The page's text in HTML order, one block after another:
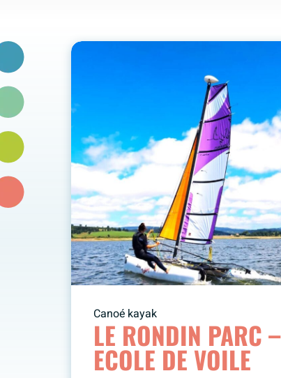
Canoé kayak
LE RONDIN PARC –
ECOLE DE VOILE